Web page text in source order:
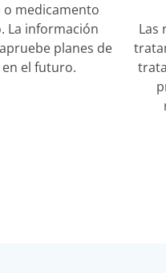
o medicamento
La información
planes de
el futuro.
Las